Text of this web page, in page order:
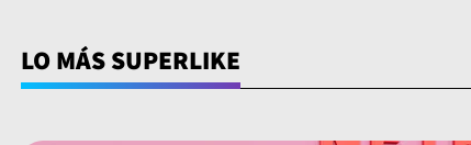
LO MÁS SUPERLIKE